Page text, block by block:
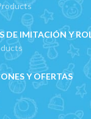
DE IMITACIÓN Y
Y OFERTAS